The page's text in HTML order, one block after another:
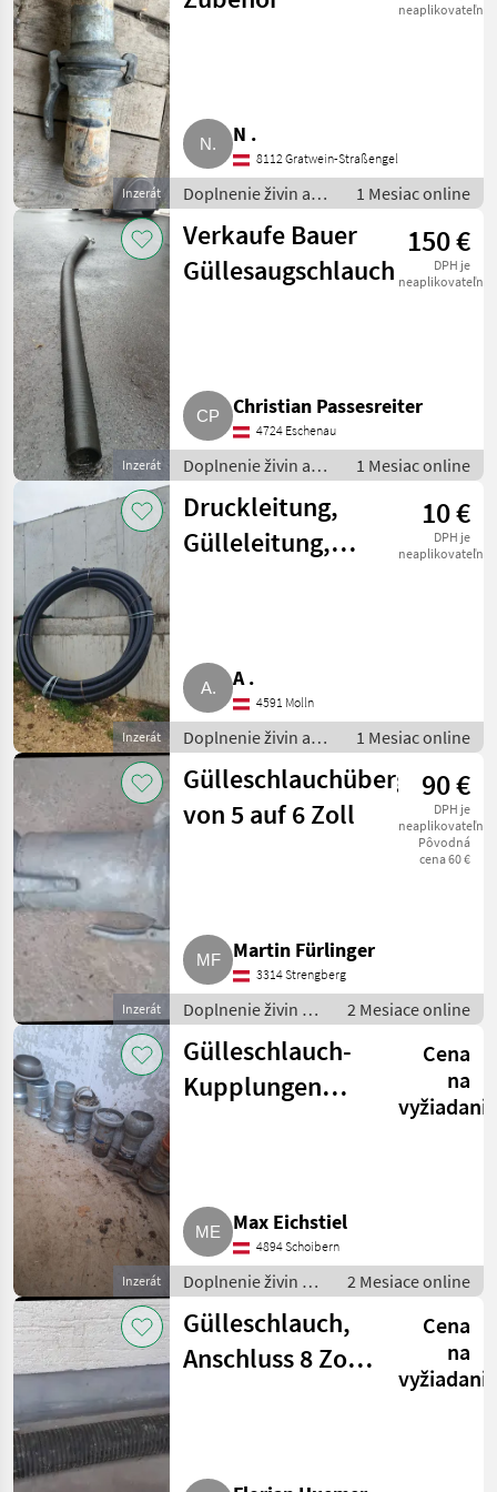
Inzerát
neaplikovateľné
N .
8112 Gratwein-Straßengel
Doplnenie živin a
polievanie / Hadica
na hnojivo
1 Mesiac online
Inzerát
Verkaufe Bauer
Güllesaugschlauch
150 €
DPH je
neaplikovateľné
Christian Passesreiter
4724 Eschenau
Doplnenie živin a
polievanie / Hadica
na hnojivo
1 Mesiac online
Inzerát
Druckleitung,
Gülleleitung,
10 €
DPH je
neaplikovateľné
A .
4591 Molln
Doplnenie živin a
polievanie / Hadica
na hnojivo
1 Mesiac online
Inzerát
von 5 auf 6 Zoll
90 €
DPH je
neaplikovateľné
Pôvodná
cena 60 €
Martin Fürlinger
3314 Strengberg
Doplnenie živin a
polievanie / Hadica
na hnojivo
2 Mesiace online
Inzerát
Gülleschlauch-
Kupplungen
Cena
na
Max Eichstiel
4894 Schoibern
Doplnenie živin a
polievanie / Hadica
na hnojivo
2 Mesiace online
Gülleschlauch,
Anschluss 8 Zoll
Cena
na